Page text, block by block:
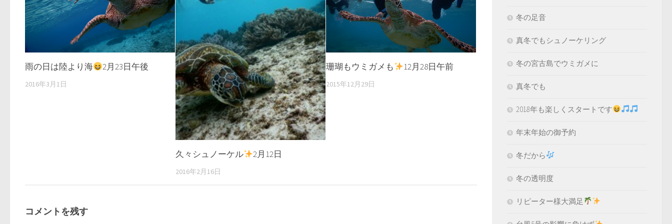
雨の日は陸より海 2月23日午後
2016年3月1日
久々シュノーケル 2月12日
2016年2月16日
珊瑚もウミガメも 12月28日午前
2015年12月29日
コメントを残す
冬の足音
真冬でもシュノーケリング
冬の宮古島でウミガメに
真冬でも
2018年も楽しくスタートです
年末年始の御予約
冬だから
冬の透明度
リピーター様大満足